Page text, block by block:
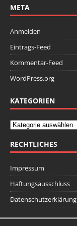
META
Anmelden
Eintrags-Feed
Kommentar-Feed
WordPress.org
KATEGORIEN
RECHTLICHES
Impressum
Haftungsausschluss
Datenschutzerklärung